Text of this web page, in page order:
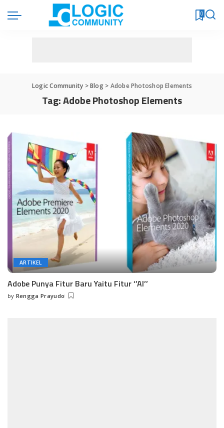
0
Logic Community >Blog> Adobe Photoshop Elements
Tag:Adobe Photoshop Elements
ARTIKEL
Adobe Punya Fitur Baru Yaitu Fitur ‘’AI’’
Posted
by Rengga Prayudo